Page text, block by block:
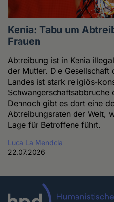
Kenia: Tabu um
Frauen
Abtreibung ist in Kenia
der Mutter. Die Gesellschaft
Landes ist stark religiös-
Schwangerschaftsabbrüche
Dennoch gibt es dort eine
Abtreibungsraten der Welt,
Lage für Betroffene führt.
Luca La Mendola
22.07.2026